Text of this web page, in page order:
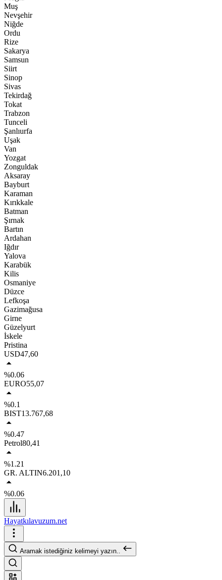
Muş
Nevşehir
Niğde
Ordu
Rize
Sakarya
Samsun
Siirt
Sinop
Sivas
Tekirdağ
Tokat
Trabzon
Tunceli
Şanlıurfa
Uşak
Van
Yozgat
Zonguldak
Aksaray
Bayburt
Karaman
Kırıkkale
Batman
Şırnak
Bartın
Ardahan
Iğdır
Yalova
Karabük
Kilis
Osmaniye
Düzce
Lefkoşa
Gazimağusa
Girne
Güzelyurt
İskele
Pristina
USD47,60
%0.06
EURO55,07
%0.1
BIST13.767,68
%0.47
Petrol80,41
%1.21
GR. ALTIN6.201,10
%0.06
Hayatkılavuzum.net
Aramak istediğiniz kelimeyi yazın..